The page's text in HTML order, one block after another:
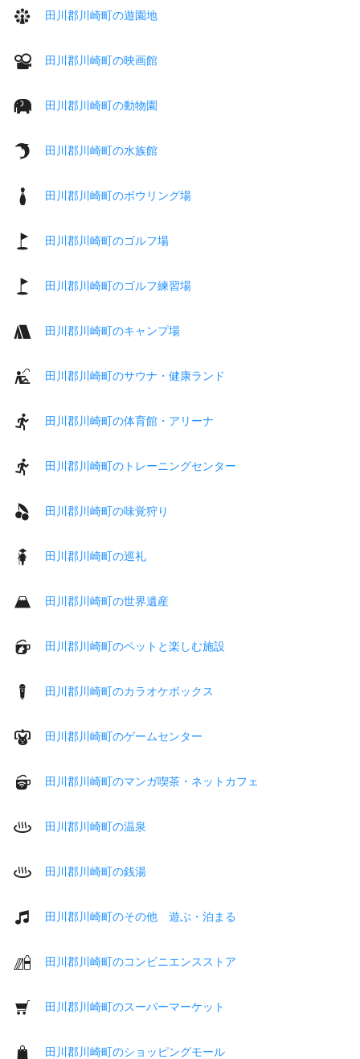
田川郡川崎町の遊園地
田川郡川崎町の映画館
田川郡川崎町の動物園
田川郡川崎町の水族館
田川郡川崎町のボウリング場
田川郡川崎町のゴルフ場
田川郡川崎町のゴルフ練習場
田川郡川崎町のキャンプ場
田川郡川崎町のサウナ・健康ランド
田川郡川崎町の体育館・アリーナ
田川郡川崎町のトレーニングセンター
田川郡川崎町の味覚狩り
田川郡川崎町の巡礼
田川郡川崎町の世界遺産
田川郡川崎町のペットと楽しむ施設
田川郡川崎町のカラオケボックス
田川郡川崎町のゲームセンター
田川郡川崎町のマンガ喫茶・ネットカフェ
田川郡川崎町の温泉
田川郡川崎町の銭湯
田川郡川崎町のその他 遊ぶ・泊まる
田川郡川崎町のコンビニエンスストア
田川郡川崎町のスーパーマーケット
田川郡川崎町のショッピングモール